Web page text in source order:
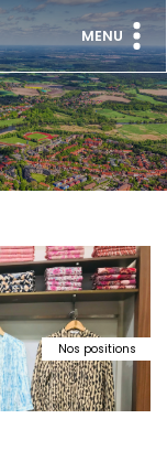
MENU
Nos positions